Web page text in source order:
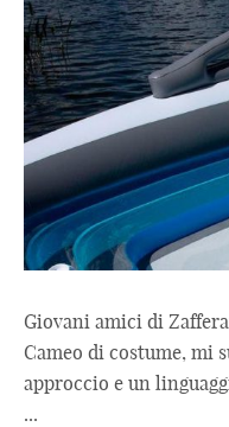
Giovani amici di
Cameo di costume, mi
approccio e un
...